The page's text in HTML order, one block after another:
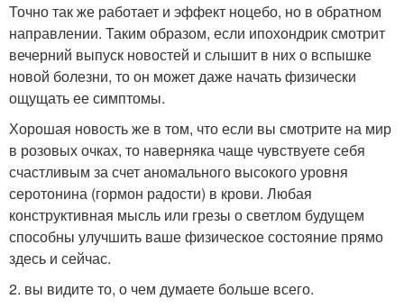
Точно так же работает и эффект ноцебо, но в обратном
направлении. Таким образом, если ипохондрик смотрит
вечерний выпуск новостей и слышит в них о вспышке
новой болезни, то он может даже начать физически
ощущать ее симптомы.
Хорошая новость же в том, что если вы смотрите на мир
в розовых очках, то наверняка чаще чувствуете себя
счастливым за счет аномального высокого уровня
серотонина (гормон радости) в крови. Любая
конструктивная мысль или грезы о светлом будущем
способны улучшить ваше физическое состояние прямо
здесь и сейчас.
2. вы видите то, о чем думаете больше всего.